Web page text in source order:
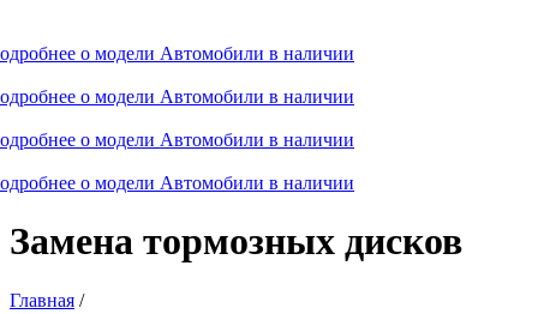
о модели Автомобили в наличии
о модели Автомобили в наличии
о модели Автомобили в наличии
о модели Автомобили в наличии
Замена тормозных дисков
Главная /